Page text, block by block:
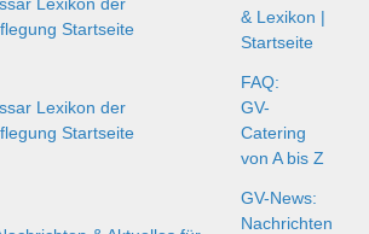
& Lexikon |
Startseite
FAQ:
GV-
Catering
von A bis Z
GV-News:
Nachrichten